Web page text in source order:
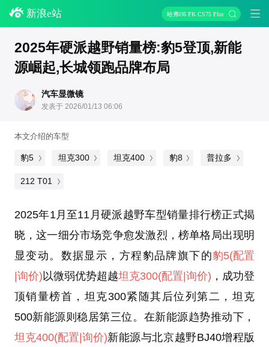
新浪e站 哈弗H6 PK CS75 Plus
2025年硬派越野销量榜:豹5登顶,新能
源崛起,长城领跑品牌布局
汽车显微镜
发表于 2026/01/13 06:06
本文介绍的车型
豹5 坦克300 坦克400 豹8 普拉多
212 T01
2025年1月至11月硬派越野车型销量排行榜正式揭
晓，这一细分市场竞争愈发激烈，榜单格局出现明
显变动。数据显示，方程豹品牌旗下的豹5(配置
|询价)以微弱优势超越坦克300(配置 |询价) ，成功登
顶销量榜首，坦克300紧随其后位列第二，坦克
500新能源则稳居第三位。在新能源趋势推动下，
坦克400(配置 |询价)新能源与北京越野BJ40增程版